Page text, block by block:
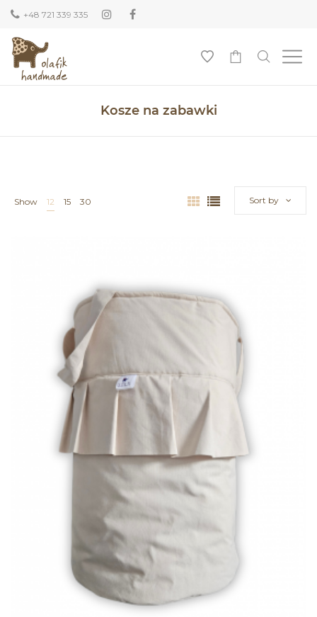
+48 721 339 335
Kosze na zabawki
Show 12 15 30 Sort by